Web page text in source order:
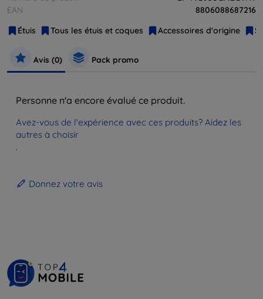
EAN
8806088687216
Étuis
Tous les étuis et coques Accessoires d'origine
Avis (0) Pack promo
Personne n'a encore évalué ce produit.
Avez-vous de l'expérience avec ces produits? Aidez les
autres à choisir
.
Donnez votre avis